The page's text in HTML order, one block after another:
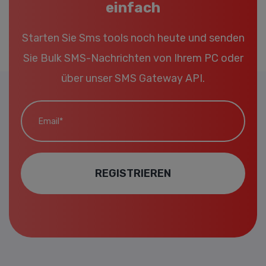
einfach
Starten Sie Sms tools noch heute und senden
Sie Bulk SMS-Nachrichten von Ihrem PC oder
über unser SMS Gateway API.
Email*
REGISTRIEREN